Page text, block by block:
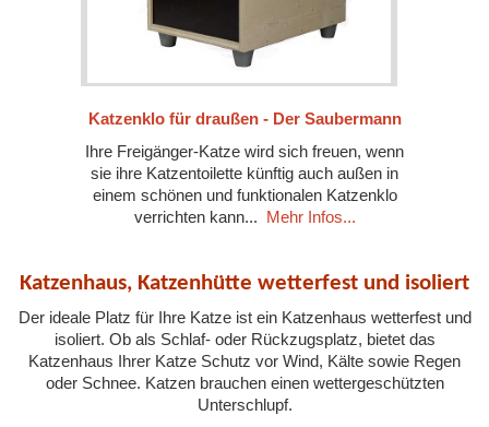
Katzenklo für draußen - Der Saubermann
Ihre Freigänger-Katze wird sich freuen, wenn
sie ihre Katzentoilette künftig auch außen in
einem schönen und funktionalen Katzenklo
verrichten kann...
Mehr Infos...
Katzenhaus, Katzenhütte wetterfest und isoliert
Der ideale Platz für Ihre Katze ist ein Katzenhaus wetterfest und
isoliert. Ob als Schlaf- oder Rückzugsplatz, bietet das
Katzenhaus Ihrer Katze Schutz vor Wind, Kälte sowie Regen
oder Schnee. Katzen brauchen einen wettergeschützten
Unterschlupf.